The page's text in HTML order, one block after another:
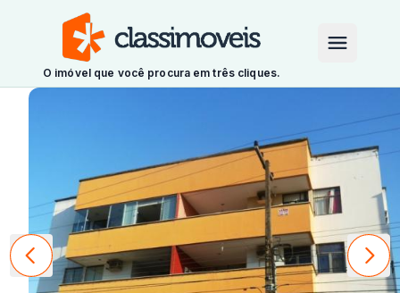
O imóvel que você procura em três cliques.